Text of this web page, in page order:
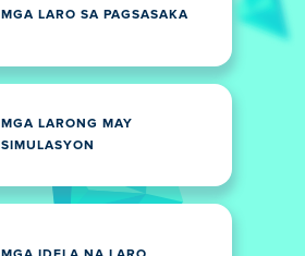
MGA LARO SA PAGSASAKA
MGA LARONG MAY
SIMULASYON